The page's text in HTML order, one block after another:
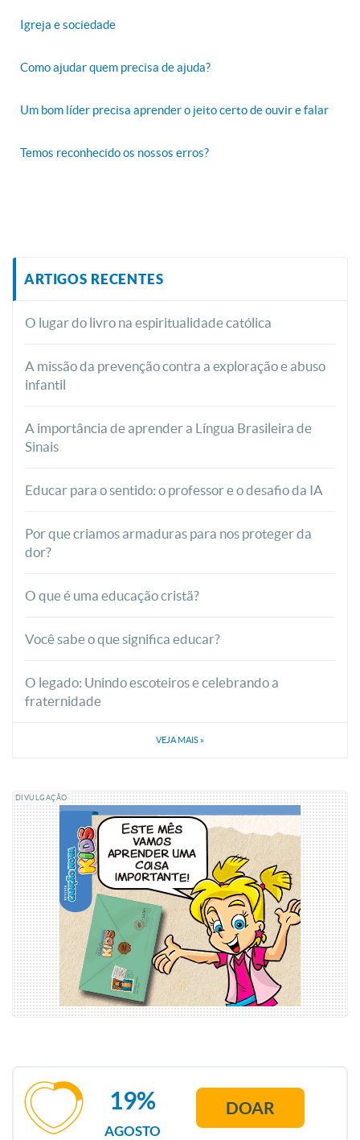
Igreja e sociedade
Como ajudar quem precisa de ajuda?
Um bom líder precisa aprender o jeito certo de ouvir e falar
Temos reconhecido os nossos erros?
ARTIGOS RECENTES
O lugar do livro na espiritualidade católica
A missão da prevenção contra a exploração e abuso
infantil
A importância de aprender a Língua Brasileira de
Sinais
Educar para o sentido: o professor e o desafio da IA
Por que criamos armaduras para nos proteger da
dor?
O que é uma educação cristã?
Você sabe o que significa educar?
O legado: Unindo escoteiros e celebrando a
fraternidade
VEJA MAIS »
DIVULGAÇÃO
AGOSTO
19% DOAR